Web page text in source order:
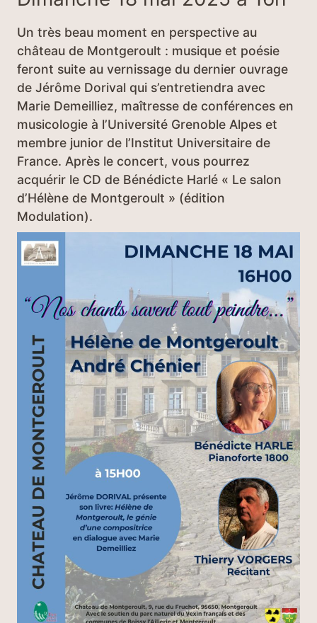
Un très beau moment en perspective au
château de Montgeroult : musique et poésie
feront suite au vernissage du dernier ouvrage
de Jérôme Dorival qui s’entretiendra avec
Marie Demeilliez, maîtresse de conférences en
musicologie à l’Université Grenoble Alpes et
membre junior de l’Institut Universitaire de
France. Après le concert, vous pourrez
acquérir le CD de Bénédicte Harlé « Le salon
d’Hélène de Montgeroult » (édition
Modulation).